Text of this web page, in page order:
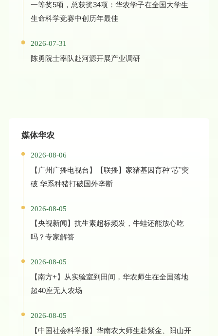
一等奖5项，总获奖34项：华农学子在全国大学生
生命科学竞赛中创历年最佳
2026-07-31
陈勇院士率队赴河源开展产业调研
媒体华农
2026-08-06
【广州广播电视台】【联播】家猪基因育种“芯”突
破 华系种猪打破国外垄断
2026-08-05
【央视新闻】抗生素超标频发，牛蛙还能放心吃
吗？专家解答
2026-08-05
【南方+】从实验室到田间，华农师生在全国落地
超40座无人农场
2026-08-05
【中国社会科学报】华南农大师生赴紫金、阳山开